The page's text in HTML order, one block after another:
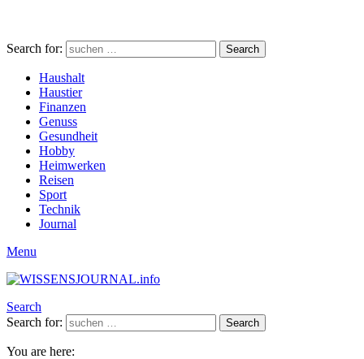
Search for: Search
Haushalt
Haustier
Finanzen
Genuss
Gesundheit
Hobby
Heimwerken
Reisen
Sport
Technik
Journal
Menu
Search
Search for:
Search
You are here: